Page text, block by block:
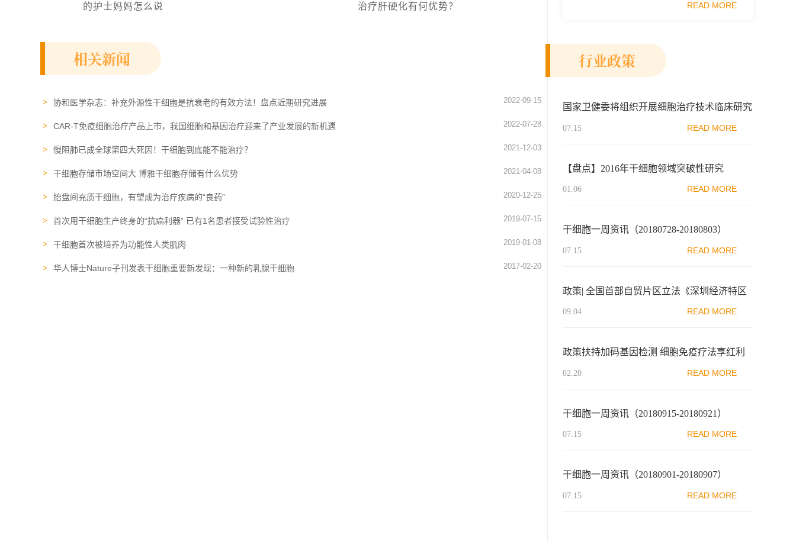
的护士妈妈怎么说
治疗肝硬化有何优势？
相关新闻
协和医学杂志：补充外源性干细胞是抗衰老的有效方法！盘点近期研究进展 2022-09-15
CAR-T免疫细胞治疗产品上市，我国细胞和基因治疗迎来了产业发展的新机遇 2022-07-28
慢阻肺已成全球第四大死因！干细胞到底能不能治疗？ 2021-12-03
干细胞存储市场空间大 博雅干细胞存储有什么优势 2021-04-08
胎盘间充质干细胞，有望成为治疗疾病的“良药” 2020-12-25
首次用干细胞生产终身的“抗癌利器” 已有1名患者接受试验性治疗 2019-07-15
干细胞首次被培养为功能性人类肌肉 2019-01-08
华人博士Nature子刊发表干细胞重要新发现：一种新的乳腺干细胞 2017-02-20
促进会细胞医药分会、武汉东湖国家自主创
READ MORE
行业政策
国家卫健委将组织开展细胞治疗技术临床研究
机构申报、备案
07.15 READ MORE
【盘点】2016年干细胞领域突破性研究
01.06 READ MORE
干细胞一周资讯（20180728-20180803）
07.15 READ MORE
政策| 全国首部自贸片区立法《深圳经济特区
前海蛇口自贸片区条例》出台
09.04 READ MORE
政策扶持加码基因检测 细胞免疫疗法享红利
02.20 READ MORE
干细胞一周资讯（20180915-20180921）
07.15 READ MORE
干细胞一周资讯（20180901-20180907）
07.15 READ MORE